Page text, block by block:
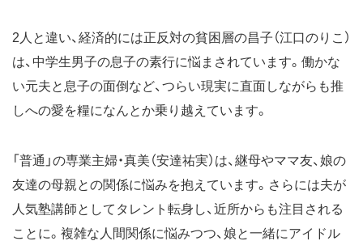
2人と違い、経済的には正反対の貧困層の昌子（江口のりこ）
は、中学生男子の息子の素行に悩まされています。働かな
い元夫と息子の面倒など、つらい現実に直面しながらも推
しへの愛を糧になんとか乗り越えています。
「普通」の専業主婦・真美（安達祐実）は、継母やママ友、娘の
友達の母親との関係に悩みを抱えています。さらには夫が
人気塾講師としてタレント転身し、近所からも注目される
ことに。複雑な人間関係に悩みつつ、娘と一緒にアイドル